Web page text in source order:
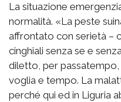
La situazione
normalità. «La peste
affrontato con serietà –
cinghiali senza se e
diletto, per passatempo,
voglia e tempo. La
perché qui ed in Liguria